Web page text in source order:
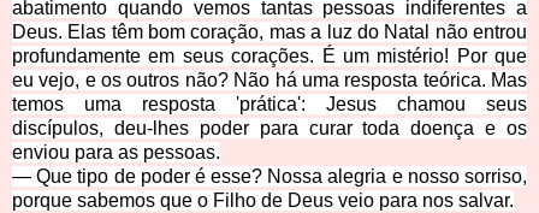
abatimento quando vemos tantas pessoas indiferentes a
Deus. Elas têm bom coração, mas a luz do Natal não entrou
profundamente em seus corações. É um mistério! Por que
eu vejo, e os outros não? Não há uma resposta teórica. Mas
temos uma resposta 'prática': Jesus chamou seus
discípulos, deu-lhes poder para curar toda doença e os
enviou para as pessoas.
— Que tipo de poder é esse? Nossa alegria e nosso sorriso,
porque sabemos que o Filho de Deus veio para nos salvar.